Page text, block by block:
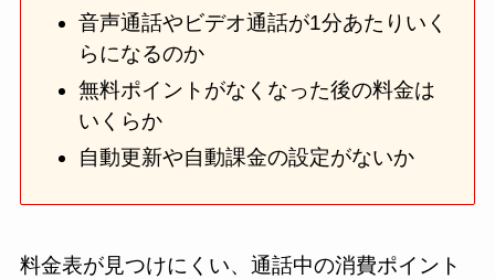
音声通話やビデオ通話が1分あたりいく
らになるのか
無料ポイントがなくなった後の料金は
いくらか
自動更新や自動課金の設定がないか
料金表が見つけにくい、通話中の消費ポイント